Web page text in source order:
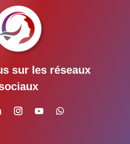
sur les réseaux